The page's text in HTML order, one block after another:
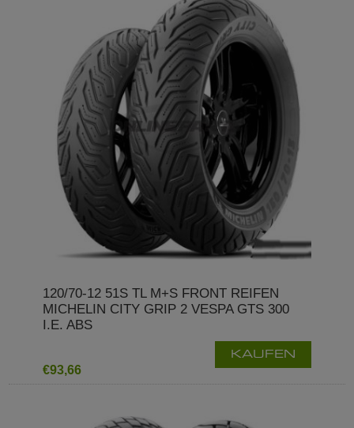
120/70-12 51S TL M+S FRONT REIFEN
MICHELIN CITY GRIP 2 VESPA GTS 300
I.E. ABS
€93,66
KAUFEN